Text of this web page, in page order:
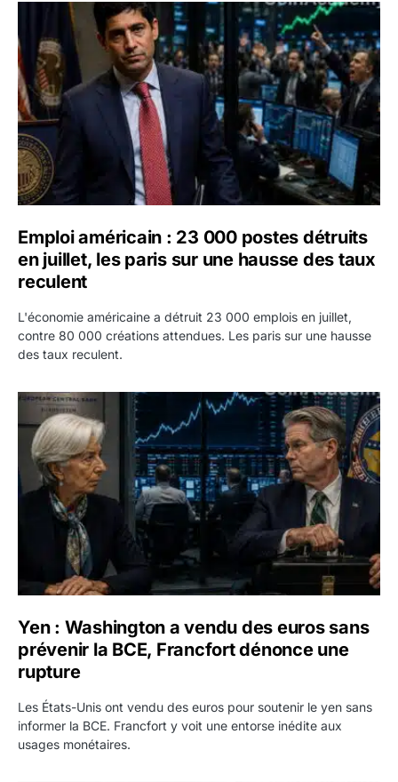
Emploi américain : 23 000 postes détruits en juillet, les
Emploi américain : 23 000 postes détruits
en juillet, les paris sur une hausse des taux
reculent
L'économie américaine a détruit 23 000 emplois en juillet,
contre 80 000 créations attendues. Les paris sur une hausse
des taux reculent.
Yen : Washington a vendu des euros sans prévenir la
Yen : Washington a vendu des euros sans
prévenir la BCE, Francfort dénonce une
rupture
Les États-Unis ont vendu des euros pour soutenir le yen sans
informer la BCE. Francfort y voit une entorse inédite aux
usages monétaires.